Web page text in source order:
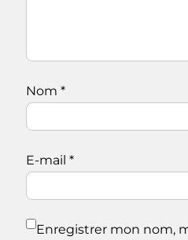
Nom *
E-mail *
Enregistrer mon nom,